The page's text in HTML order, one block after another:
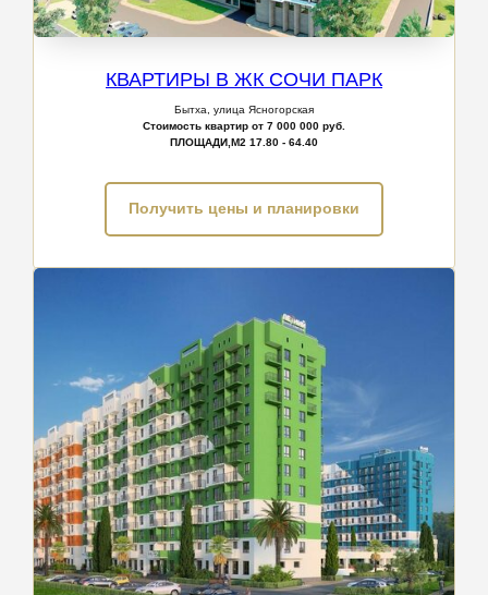
КВАРТИРЫ В ЖК СОЧИ ПАРК
Бытха, улица Ясногорская
Стоимость квартир от 7 000 000 руб.
ПЛОЩАДИ,М2 17.80 - 64.40
Получить цены и планировки